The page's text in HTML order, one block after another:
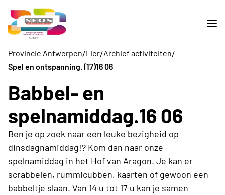
Provincie Antwerpen/Lier/Archief activiteiten/
Spel en ontspanning. (17)16 06
Babbel- en
spelnamiddag.16 06
Ben je op zoek naar een leuke bezigheid op
dinsdagnamiddag!? Kom dan naar onze
spelnamiddag in het Hof van Aragon. Je kan er
scrabbelen, rummicubben, kaarten of gewoon een
babbeltje slaan. Van 14 u tot 17 u kan je samen